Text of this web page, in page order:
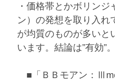
・価格帯とかボリン
ン）の発想を取り入れ
が均質のものが多いと
います。結論は”有効”
■「ＢＢモアン：